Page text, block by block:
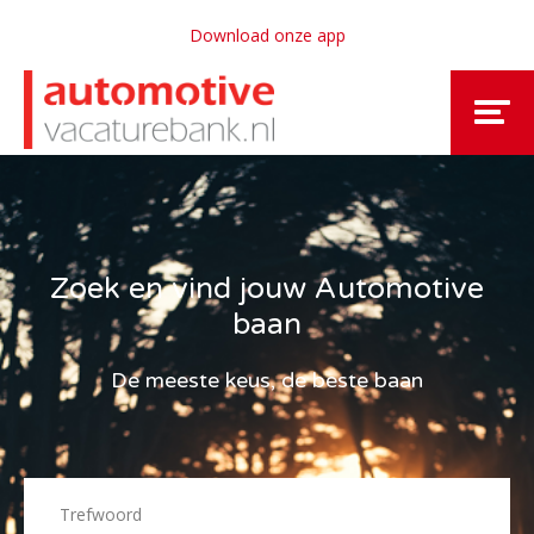
Download onze app
Zoek en vind jouw Automotive
baan
De meeste keus, de beste baan